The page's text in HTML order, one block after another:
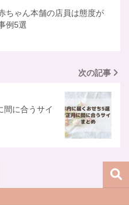
ちゃん本舗の店員は態度が
例5選
次の記事
間に合うサイ